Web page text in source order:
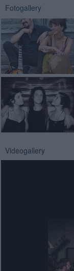
Fotogallery
Videogallery